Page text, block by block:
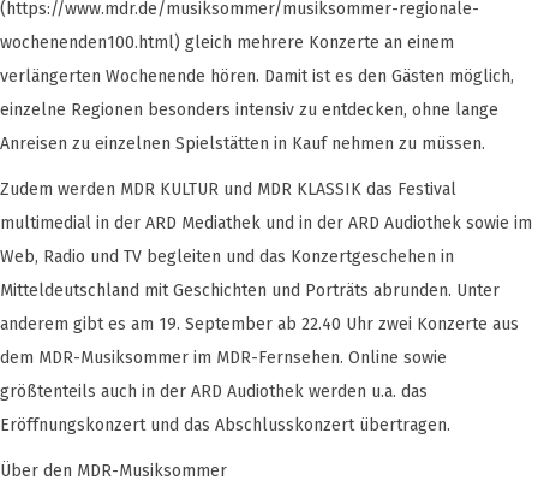
(https://www.mdr.de/musiksommer/musiksommer-regionale-
wochenenden100.html) gleich mehrere Konzerte an einem
verlängerten Wochenende hören. Damit ist es den Gästen möglich,
einzelne Regionen besonders intensiv zu entdecken, ohne lange
Anreisen zu einzelnen Spielstätten in Kauf nehmen zu müssen.
Zudem werden MDR KULTUR und MDR KLASSIK das Festival
multimedial in der ARD Mediathek und in der ARD Audiothek sowie im
Web, Radio und TV begleiten und das Konzertgeschehen in
Mitteldeutschland mit Geschichten und Porträts abrunden. Unter
anderem gibt es am 19. September ab 22.40 Uhr zwei Konzerte aus
dem MDR-Musiksommer im MDR-Fernsehen. Online sowie
größtenteils auch in der ARD Audiothek werden u.a. das
Eröffnungskonzert und das Abschlusskonzert übertragen.
Über den MDR-Musiksommer